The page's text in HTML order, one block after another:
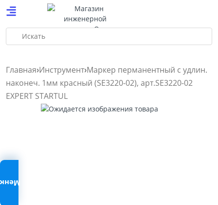
Искать
Главная Инструмент Маркер перманентный с удлин.
наконеч. 1мм красный (SE3220-02), арт.SE3220-02
EXPERT STARTUL